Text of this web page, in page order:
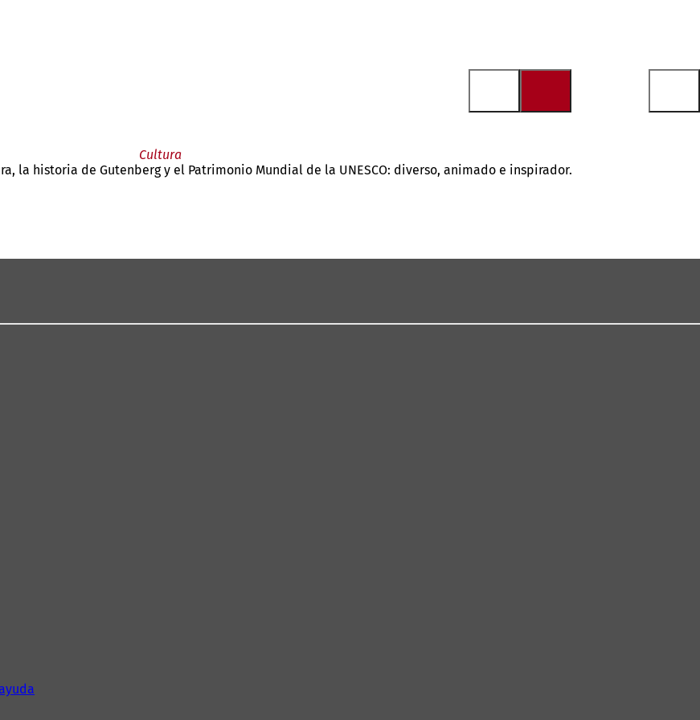
Cultura
la historia de Gutenberg y el Patrimonio Mundial de la UNESCO: diverso, animado e inspirador.